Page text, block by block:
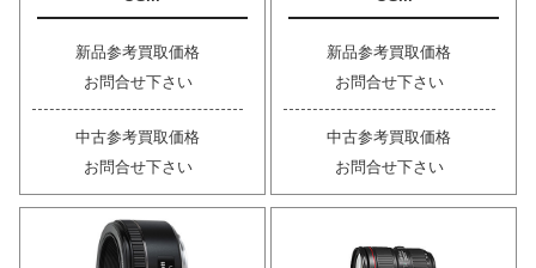
新品参考買取価格
お問合せ下さい
中古参考買取価格
お問合せ下さい
新品参考買取価格
お問合せ下さい
中古参考買取価格
お問合せ下さい